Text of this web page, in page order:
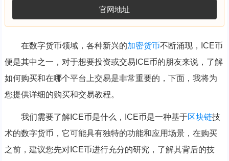
官网地址
在数字货币领域，各种新兴的加密货币不断涌现，ICE币
便是其中之一，对于想要投资或交易ICE币的朋友来说，了解
如何购买和在哪个平台上交易是非常重要的，下面，我将为
您提供详细的购买和交易教程。
我们需要了解ICE币是什么，ICE币是一种基于区块链技
术的数字货币，它可能具有独特的功能和应用场景，在购买
之前，建议您先对ICE币进行充分的研究，了解其背后的技